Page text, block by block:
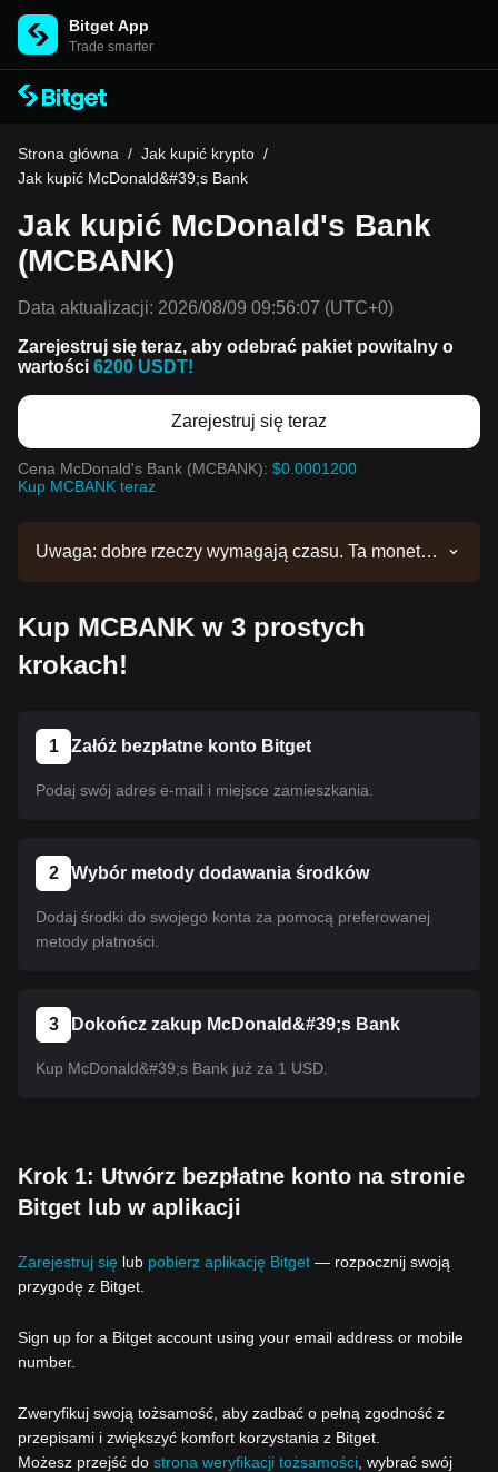
Bitget App
Trade smarter
Strona główna / Jak kupić krypto /
Jak kupić McDonald&#39;s Bank
Jak kupić McDonald's Bank
(MCBANK)
Data aktualizacji: 2026/08/09 09:56:07 (UTC+0)
Zarejestruj się teraz, aby odebrać pakiet powitalny o
wartości 6200 USDT!
Zarejestruj się teraz
Cena McDonald's Bank (MCBANK): $0.0001200
Kup MCBANK teraz
Uwaga: dobre rzeczy wymagają czasu. Ta moneta
notowań. Gdy będzie ona już dostępna w serwisie
zgodnie z naszym przewodnikiem. Ten sam
Kup MCBANK w 3 prostych
krokach!
1 Załóż bezpłatne konto Bitget
Podaj swój adres e-mail i miejsce zamieszkania.
2 Wybór metody dodawania środków
Dodaj środki do swojego konta za pomocą preferowanej
metody płatności.
3 Dokończ zakup McDonald&#39;s Bank
Kup McDonald&#39;s Bank już za 1 USD.
Krok 1: Utwórz bezpłatne konto na stronie
Bitget lub w aplikacji
Zarejestruj się lub pobierz aplikację Bitget — rozpocznij swoją
przygodę z Bitget.
Sign up for a Bitget account using your email address or mobile
number.
Zweryfikuj swoją tożsamość, aby zadbać o pełną zgodność z
przepisami i zwiększyć komfort korzystania z Bitget.
Możesz przejść do strona weryfikacji tożsamości , wybrać swój